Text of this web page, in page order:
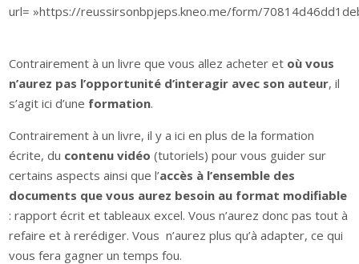
url= »https://reussirsonbpjeps.kneo.me/form/
Contrairement à un livre que vous allez acheter et où vous
n’aurez pas l’opportunité d’interagir avec son auteur, il
s’agit ici d’une formation.
Contrairement à un livre, il y a ici en plus de la formation
écrite, du contenu vidéo (tutoriels) pour vous guider sur
certains aspects ainsi que l’accès à l’ensemble des
documents que vous aurez besoin au format modifiable
: rapport écrit et tableaux excel. Vous n’aurez donc pas tout à
refaire et à rerédiger. Vous n’aurez plus qu’à adapter, ce qui
vous fera gagner un temps fou.